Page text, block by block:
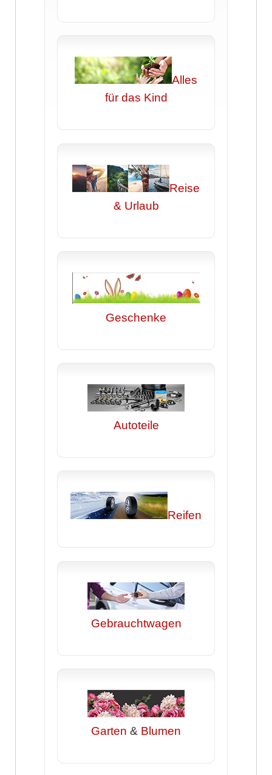
Alles
für das Kind
Reise
& Urlaub
Geschenke
Autoteile
Reifen
Gebrauchtwagen
Garten & Blumen